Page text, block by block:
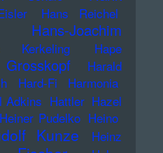
Hans Reichel
Hans-Joachim
Kerkeling
Hape
Harald
Hard-Fi Harmonia
Adkins Hattler Hazel
Heiner Pudelko Heino
Kunze
Heinz